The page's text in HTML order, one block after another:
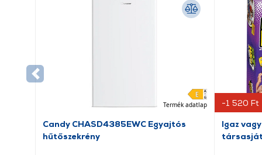
Termék adatlap
Candy CHASD4385EWC Egyajtós
hűtőszekrény
-1 520 Ft
Igaz